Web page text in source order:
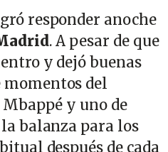
responder anoche
. A pesar de que
y dejó buenas
momentos del
y uno de
balanza para los
después de cada